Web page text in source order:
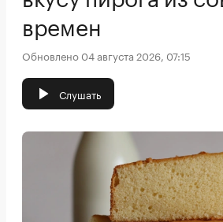
времен
Обновлено 04 августа 2026, 07:15
Слушать